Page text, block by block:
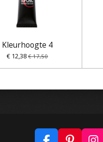
Kleurhoogte 4
€ 12,38 € 17,50